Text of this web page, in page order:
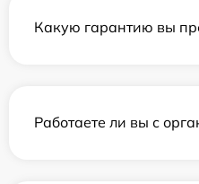
Какую гарантию вы
Работаете ли вы с